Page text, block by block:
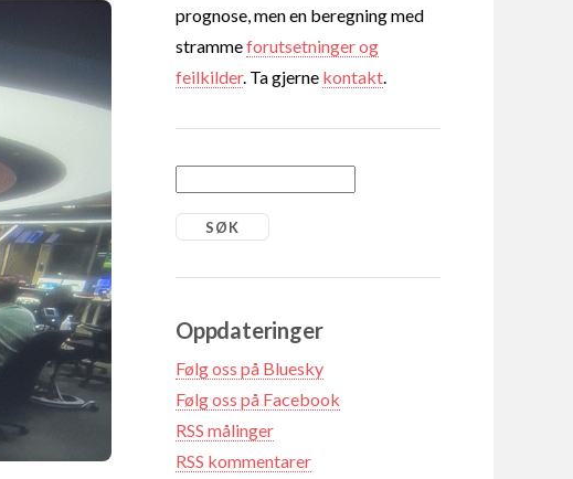
prognose, men en beregning med
strammeforutsetninger og
feilkilder. Ta gjerne kontakt
Oppdateringer
Følg oss på Bluesky
Følg oss på Facebook
RSS målinger
RSS kommentarer